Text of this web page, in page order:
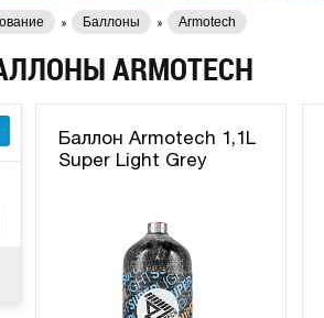
Баллоны Armotech
ARMOTECH
Баллон Armotech 1,1L
Super Light Grey